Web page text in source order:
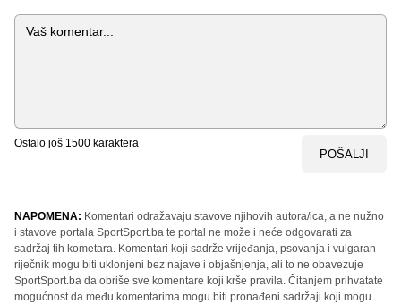
Komentar
Ostalo još 1500 karaktera
POŠALJI
NAPOMENA: Komentari odražavaju stavove njihovih autora/ica, a ne nužno
i stavove portala SportSport.ba te portal ne može i neće odgovarati za
sadržaj tih kometara. Komentari koji sadrže vrijeđanja, psovanja i vulgaran
riječnik mogu biti uklonjeni bez najave i objašnjenja, ali to ne obavezuje
SportSport.ba da obriše sve komentare koji krše pravila. Čitanjem prihvatate
mogućnost da među komentarima mogu biti pronađeni sadržaji koji mogu